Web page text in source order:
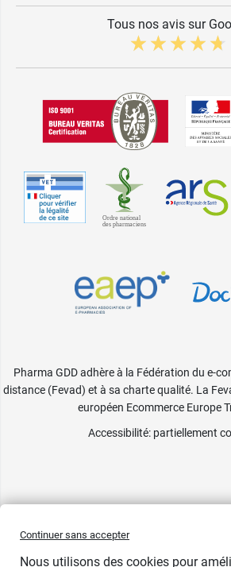
Tous nos avis sur
Pharma GDD adhère à la Fédération du e-
distance (Fevad) et à sa charte qualité. La
européen Ecommerce Europe
Accessibilité: partiellement
Continuer sans accepter
Nous utilisons des cookies pour